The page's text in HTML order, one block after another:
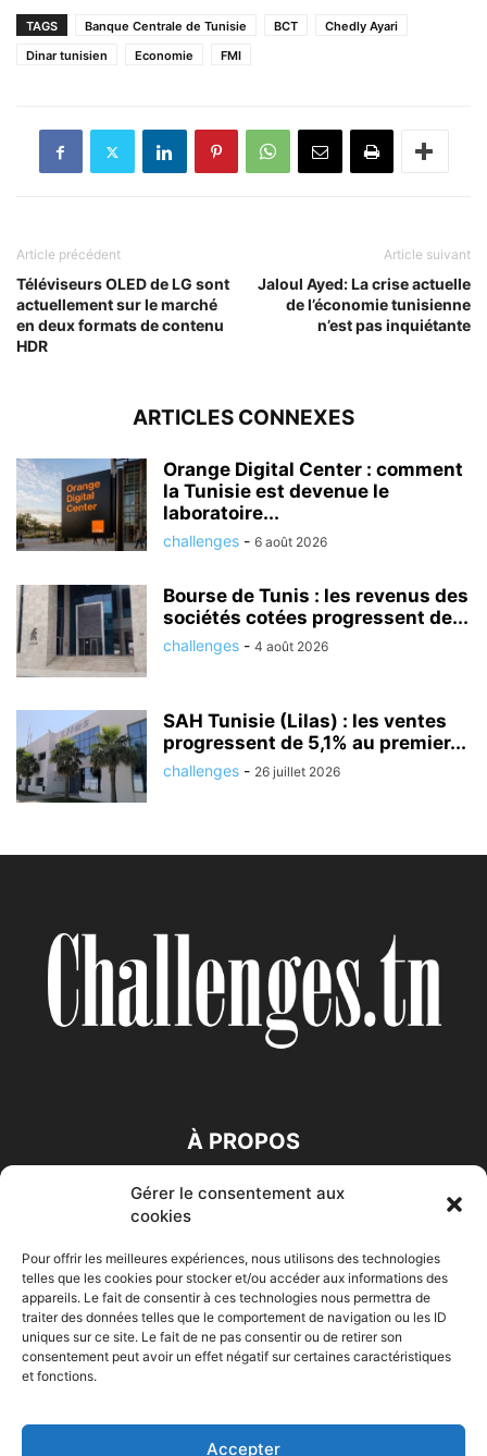
Gérer le consentement aux
cookies
Pour offrir les meilleures expériences, nous utilisons des technologies
telles que les cookies pour stocker et/ou accéder aux informations des
appareils. Le fait de consentir à ces technologies nous permettra de
traiter des données telles que le comportement de navigation ou les ID
uniques sur ce site. Le fait de ne pas consentir ou de retirer son
consentement peut avoir un effet négatif sur certaines caractéristiques
et fonctions.
Accepter
TAGS Banque Centrale de Tunisie BCT
Chedly Ayari
Dinar tunisien
Economie FMI
Article précédent
Téléviseurs OLED de LG sont
actuellement sur le marché
en deux formats de contenu
HDR
Article suivant
Jaloul Ayed: La crise actuelle
de l’économie tunisienne
n’est pas inquiétante
ARTICLES CONNEXES
Orange Digital Center : comment
la Tunisie est devenue le
laboratoire...
challenges - 6 août 2026
Bourse de Tunis : les revenus des
sociétés cotées progressent de...
challenges - 4 août 2026
SAH Tunisie (Lilas) : les ventes
progressent de 5,1% au premier...
challenges - 26 juillet 2026
À PROPOS
SUIVEZ NOUS
Accueil Economie Entreprises Entrepreneur Afrique
HIGH-TECH Auto-Moto